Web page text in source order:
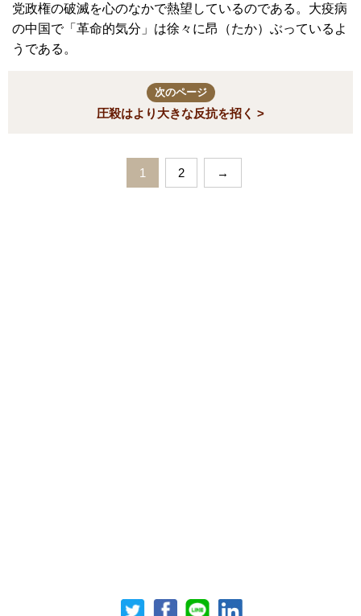
党政権の破滅を心のなかで熱望しているのである。大疫病
の中国で「革命的気分」は徐々に昂（たか）ぶっているよ
うである。
次のページ
圧殺はより大きな反抗を招く >
1 2 →